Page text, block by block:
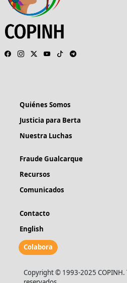
Quiénes Somos
Justicia para Berta
Nuestra Luchas
Fraude Gualcarque
Recursos
Comunicados
Contacto
English
Colabora
Copyright © 1993-2025 COPINH.